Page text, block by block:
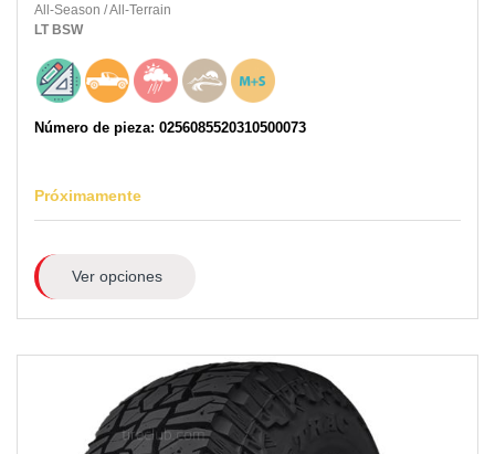
All-Season /All-Terrain
LT BSW
Número de pieza: 0256085520310500073
Próximamente
Ver opciones